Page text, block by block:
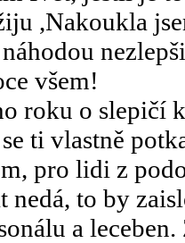
,Nakoukla
všem!
roku o slepičí
ti vlastně
pro lidi z
nedá, to by
a